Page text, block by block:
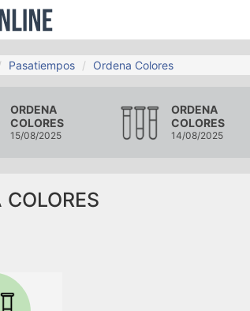
Pasatiempos Ordena Colores
ORDENA
COLORES
15/08/2025
ORDENA
COLORES
14/08/2025
COLORES